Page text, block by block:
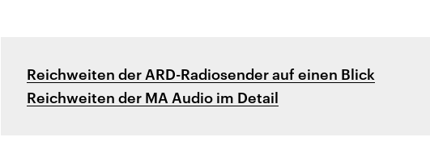
Reichweiten der ARD-Radiosender auf einen Blick
Reichweiten der MA Audio im Detail